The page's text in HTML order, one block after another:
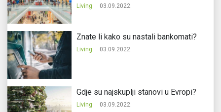
Living 03.09.2022.
Znate li kako su nastali bankomati?
Living 03.09.2022.
Gdje su najskuplji stanovi u Evropi?
Living 03.09.2022.